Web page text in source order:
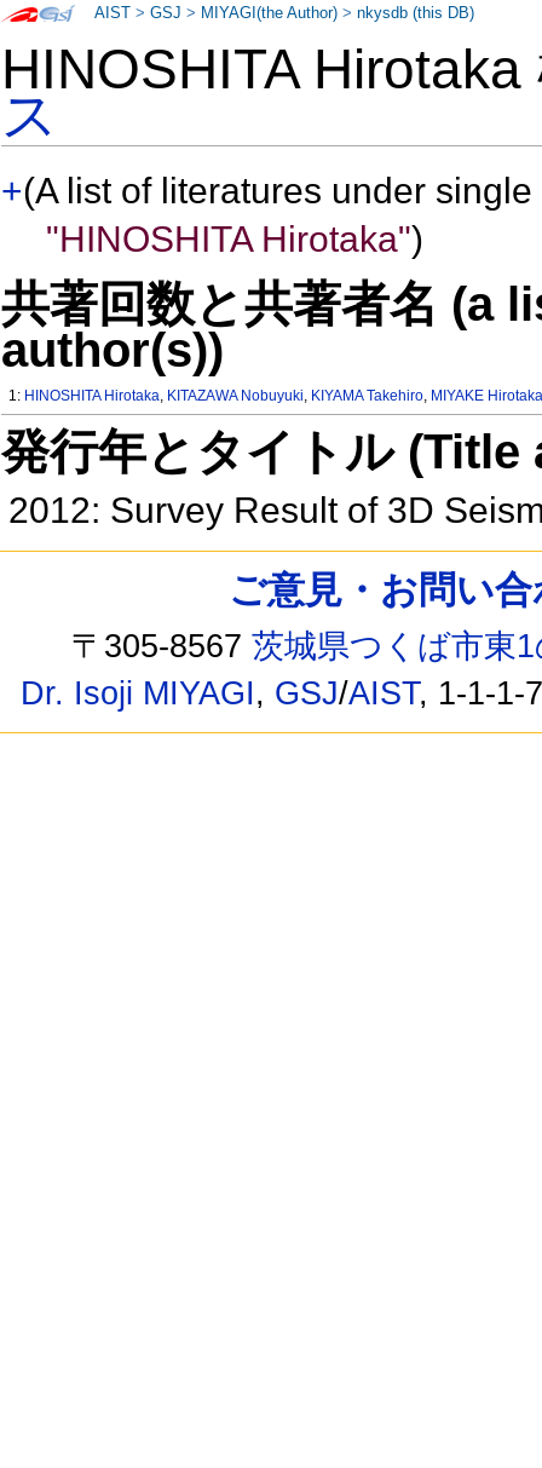
HINOSHITA
ス
+(A list of literatures under
"HINOSHITA Hirotaka")
共著回数と共著者名 (a
author(s))
1: HINOSHITA Hirotaka, KITAZAWA Nobuyuki, KIYAMA Takehiro, MIYAKE
発行年とタイトル
2012: Survey Result of 3D
AIST >GSJ > MIYAGI(the Author) >nkysdb (this DB)
ご意見・お問い
〒305-8567茨城県つくば市東
Dr. Isoji MIYAGI, GSJ/AIST, 1-1-1-